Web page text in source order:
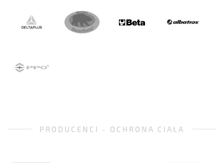
PRODUCENCI - OCHRONA CIAŁA